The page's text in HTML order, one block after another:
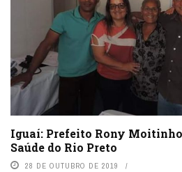
Iguaí: Prefeito Rony
Saúde do Rio Preto
28 DE OUTUBRO DE 2019